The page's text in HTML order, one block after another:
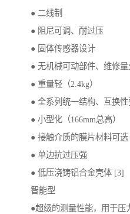
● 二线制
● 阻尼可调、耐过压
● 固体传感器设计
● 无机械可动部件、维修量
● 重量轻（2.4kg）
● 全系列统一结构、互换性
● 小型化（166mm总高）
● 接触介质的膜片材料可选
● 单边抗过压强
● 低压浇铸铝合金壳体 [3]
智能型
●超级的测量性能，用于压